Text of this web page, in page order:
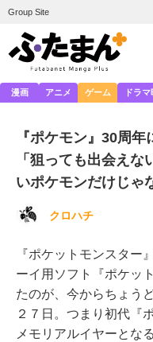
Group Site
漫画 アニメ ゲーム ドラ
『ポケモン』30周
「狙っても出会え
いポケモンだけじゃ
クロハチ
『ポケットモンスター
ーイ用ソフト『ポケッ
たのが、今からちょう
２７日。つまり初代『
メモリアルイヤーと